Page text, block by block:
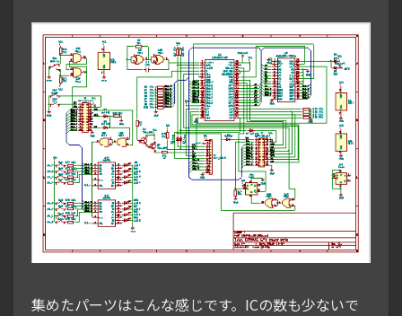
集めたパーツはこんな感じです。ICの数も少ないで